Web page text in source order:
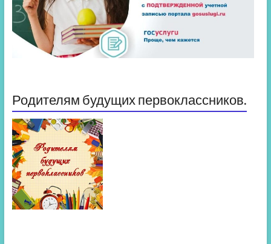
Родителям будущих первоклассников.